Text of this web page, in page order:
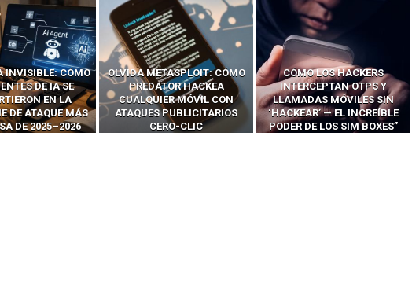
CÓMO
HACKEA
MÓVIL CON
PUBLICITARIOS
CLIC
CÓMO LOS HACKERS
INTERCEPTAN OTPS Y
LLAMADAS MÓVILES SIN
‘HACKEAR’ — EL INCREÍBLE
PODER DE LOS SIM BOXES”
13 TÉCNICAS
RIDÍCULAMENTE FÁCILES
PARA HACKEAR Y EXPLOTAR
NAVEGADORES DE IA
AGÉNTICA